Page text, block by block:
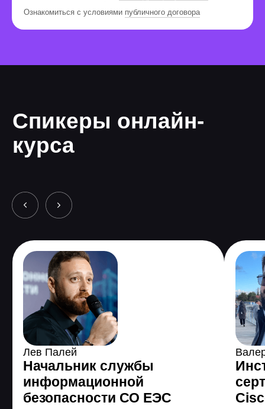
Ознакомиться с условиями публичного договора
всему миру уже
поменяли жизнь с
помощью GeekBrains
Все еще сомневаетесь?
Получить консультацию